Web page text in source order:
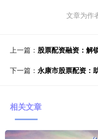
文章为作
上一篇： 股票配资融资：解
下一篇： 永康市股票配资：
相关文章